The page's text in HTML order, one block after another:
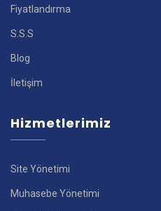
Fiyatlandırma
S.S.S
Blog
İletişim
Hizmetlerimiz
Site Yönetimi
Muhasebe Yönetimi